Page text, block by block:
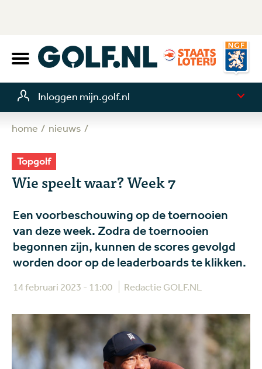
Inloggen mijn.golf.nl
home nieuws
Topgolf
Wie speelt waar? Week 7
Een voorbeschouwing op de toernooien
van deze week. Zodra de toernooien
begonnen zijn, kunnen de scores gevolgd
worden door op de leaderboards te klikken.
14 februari 2023 - 11:00 Redactie GOLF.NL